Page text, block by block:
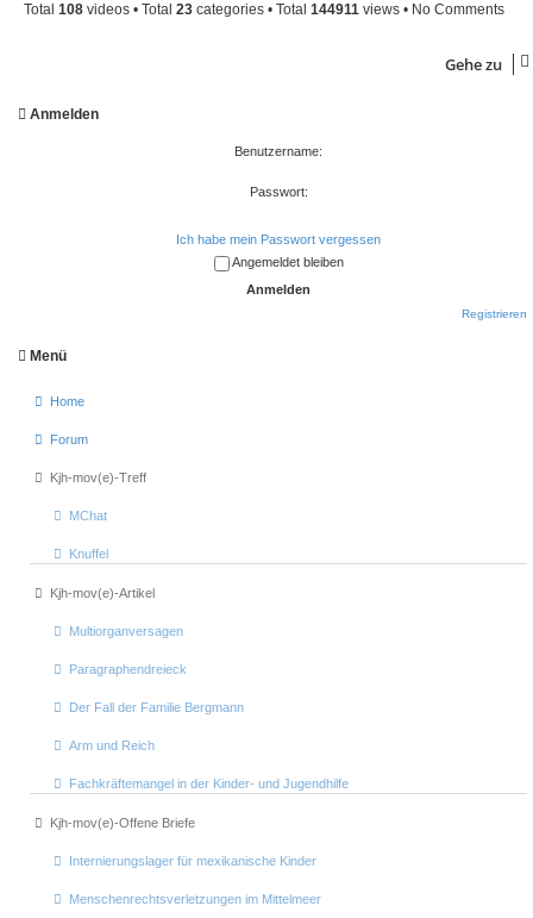
Total 108 videos • Total 23 categories • Total 144911 views • No Comments
Gehe zu
Anmelden
Benutzername:
Passwort:
Ich habe mein Passwort vergessen
Angemeldet bleiben
Registrieren
Menü
Home
Forum
Kjh-mov(e)-Treff
MChat
Knuffel
Kjh-mov(e)-Artikel
Multiorganversagen
Paragraphendreieck
Der Fall der Familie Bergmann
Arm und Reich
Fachkräftemangel in der Kinder- und Jugendhilfe
Kjh-mov(e)-Offene Briefe
Internierungslager für mexikanische Kinder
Menschenrechtsverletzungen im Mittelmeer